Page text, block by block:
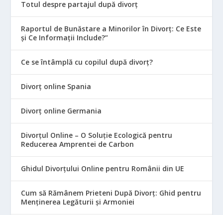
Totul despre partajul după divorț
Raportul de Bunăstare a Minorilor în Divorț: Ce Este
și Ce Informații Include?”
Ce se întâmplă cu copilul după divorț?
Divorț online Spania
Divorț online Germania
Divorțul Online – O Soluție Ecologică pentru
Reducerea Amprentei de Carbon
Ghidul Divorțului Online pentru Românii din UE
Cum să Rămânem Prieteni După Divorț: Ghid pentru
Menținerea Legăturii și Armoniei